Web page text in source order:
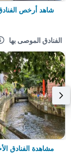
شاهد أرخص
الفنادق الموصى بها
مشاهدة الفنادق